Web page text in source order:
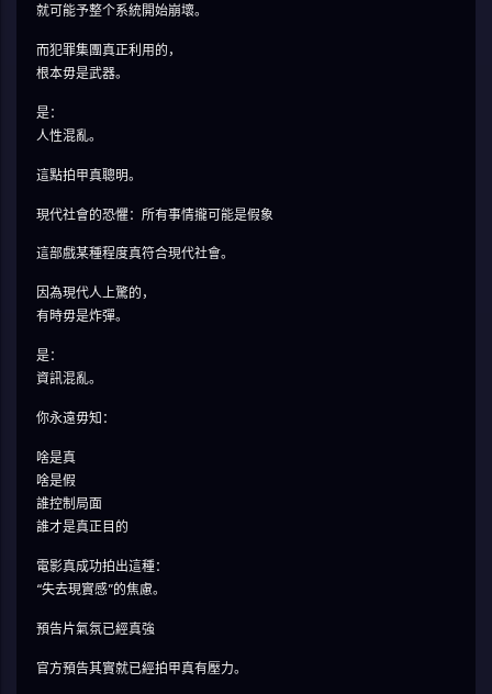
就可能予整个系統開始崩壞。
而犯罪集團真正利用的，
根本毋是武器。
是：
人性混亂。
這點拍甲真聰明。
現代社會的恐懼：所有事情攏可能是假象
這部戲某種程度真符合現代社會。
因為現代人上驚的，
有時毋是炸彈。
是：
資訊混亂。
你永遠毋知：
啥是真
啥是假
誰控制局面
誰才是真正目的
電影真成功拍出這種：
“失去現實感”的焦慮。
預告片氣氛已經真強
官方預告其實就已經拍甲真有壓力。